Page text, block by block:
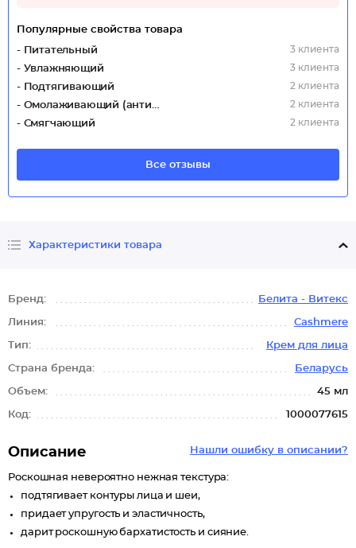
Популярные свойства товара
- Питательный
3 клиента
- Увлажняющий 3 клиента
- Подтягивающий 2 клиента
- Омолаживающий (антивозрастной) 2 клиента
- Смягчающий 2 клиента
Все отзывы
Характеристики товара
Бренд: Белита - Витекс
Линия: Cashmere
Тип: Крем для лица
Страна бренда: Беларусь
Объем: 45 мл
Код: 1000077615
Нашли ошибку в описании?
Описание
Роскошная невероятно нежная текстура:
подтягивает контуры лица и шеи,
придает упругость и эластичность,
дарит роскошную бархатистость и сияние.